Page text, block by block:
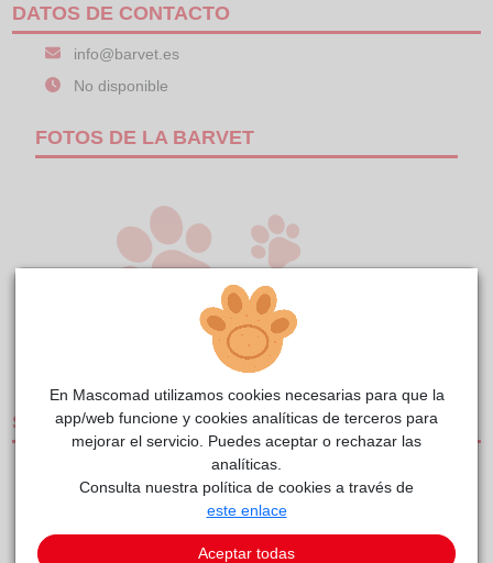
DATOS DE CONTACTO
info@barvet.es
No disponible
FOTOS DE LA BARVET
SERVICIOS
CLÍNICAS DE PEQUEÑOS ANIMALES
CENTRO DE REFERENCIA
MEDIOS DE TRANSPORTE Y UNIDADES MÓVILES
En Mascomad utilizamos cookies necesarias para que la
app/web funcione y cookies analíticas de terceros para
mejorar el servicio. Puedes aceptar o rechazar las
analíticas.
Consulta nuestra política de cookies a través de
este enlace
Aceptar todas